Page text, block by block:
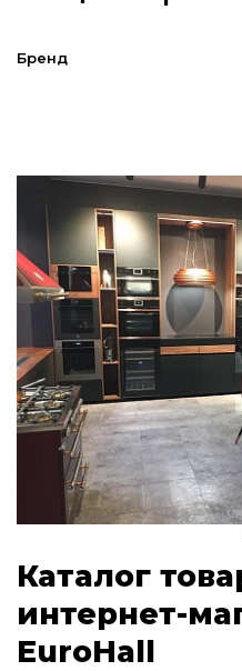
Бренд
Каталог
интернет-
EuroHall